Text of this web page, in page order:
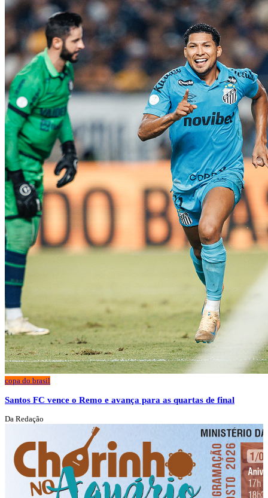
copa do brasil
Santos FC vence o Remo e avança para as quartas de final
Da Redação